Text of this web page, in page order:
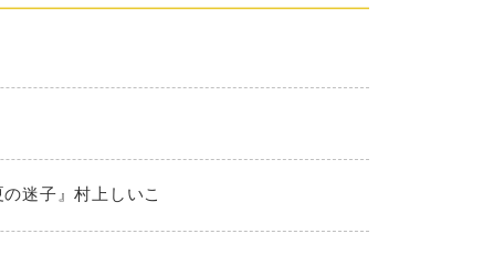
迷子』村上しいこ